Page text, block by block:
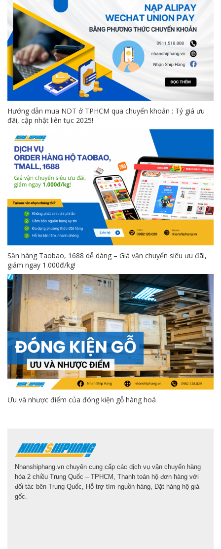
Hướng dẫn mua NDT ở TPHCM qua chuyển khoản : Tỷ giá ưu
đãi, cập nhật liên tục 2025!
Săn hàng Taobao, 1688 dễ dàng – Giá vận chuyển siêu ưu đãi,
giảm ngay 1.000đ/kg!
Ưu và nhược điểm của đóng kiện gỗ hàng hoá
Nhanshiphang.vn chuyên cung cấp các dịch vụ vận chuyển hàng
hóa 2 chiều Trung Quốc – TPHCM, Thanh toán hộ đơn hàng với
đối tác bên Trung Quốc, Hỗ trợ tìm nguồn hàng, Đặt hàng hộ giá
gốc.